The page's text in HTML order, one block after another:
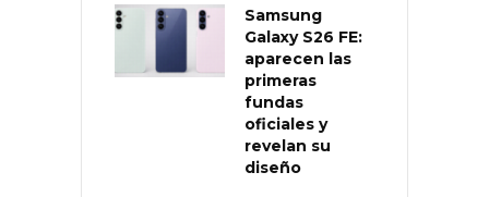
Samsung
Galaxy S26 FE:
aparecen las
primeras
fundas
oficiales y
revelan su
diseño